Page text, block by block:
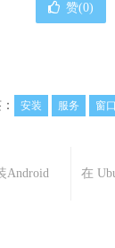
赞(0)
安装 服务 窗口
Android
在